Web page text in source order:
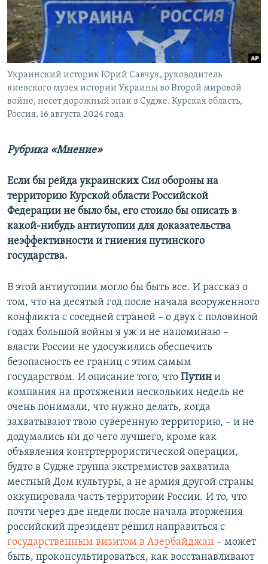
ПОБЕДИТЕЛЕЙ НЕ СУДЯТ?
КРЫМ.НЕПОКОРЕННЫЙ
ELIFBE
УКРАИНСКАЯ ПРОБЛЕМА КРЫМА
ПРИСОЕДИНЯЙТЕСЬ!
Все сайты RFE/RL
Украинский историк Юрий Савчук, руководитель
киевского музея истории Украины во Второй мировой
войне, несет дорожный знак в Судже. Курская область,
Россия, 16 августа 2024 года
Рубрика «Мнение»
Если бы рейда украинских Сил обороны на
территорию Курской области Российской
Федерации не было бы, его стоило бы описать в
какой-нибудь антиутопии для доказательства
неэффективности и гниения путинского
государства.
В этой антиутопии могло бы быть все. И рассказ о
том, что на десятый год после начала вооруженного
конфликта с соседней страной – о двух с половиной
годах большой войны я уж и не напоминаю –
власти России не удосужились обеспечить
безопасность ее границ с этим самым
государством. И описание того, что Путин и
компания на протяжении нескольких недель не
очень понимали, что нужно делать, когда
захватывают твою суверенную территорию, – и не
додумались ни до чего лучшего, кроме как
объявления контртеррористической операции,
будто в Судже группа экстремистов захватила
местный Дом культуры, а не армия другой страны
оккупировала часть территории России. И то, что
почти через две недели после начала вторжения
российский президент решил направиться с
государственным визитом в Азербайджан – может
быть, проконсультироваться, как восстанавливают